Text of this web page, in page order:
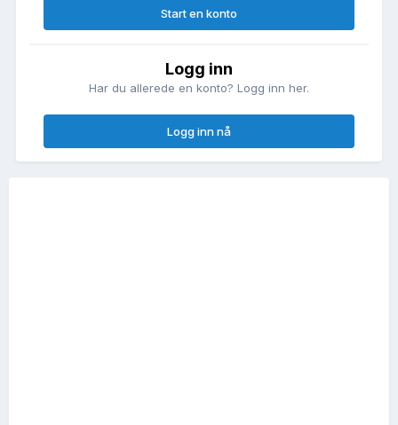
Start en konto
Logg inn
Har du allerede en konto? Logg inn her.
Logg inn nå